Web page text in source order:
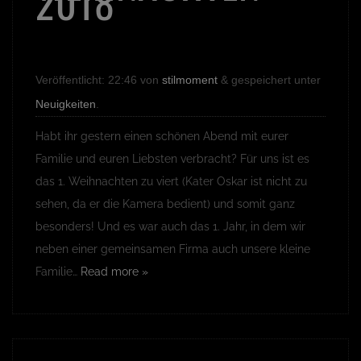
Veröffentlicht: 22:46 von stilmoment & gespeichert unter
Neuigkeiten
Habt ihr gestern einen schönen Abend mit eurer
Familie und euren Liebsten verbracht? Für uns ist es
das 1. Weihnachten zu viert (Kater Oskar ist nicht zu
sehen, da er die Kamera bedient) und somit ganz
besonders! Und es war auch das 1. Jahr, in dem wir
neben einer gemeinsamen Firma auch unsere kleine
Familie…
Read more »